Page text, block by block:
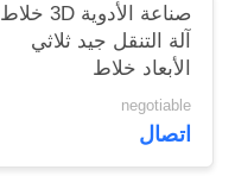
صناعة الأدوية 3D خلاط
آلة التنقل جيد ثلاثي
الأبعاد خلاط
negotiable
اتصال